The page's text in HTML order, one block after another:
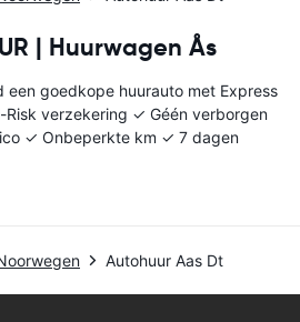
| Huurwagen Ås
een goedkope huurauto met Express
Risk verzekering ✓ Géén verborgen
✓ Onbeperkte km ✓ 7 dagen
Autohuur Aas Dt